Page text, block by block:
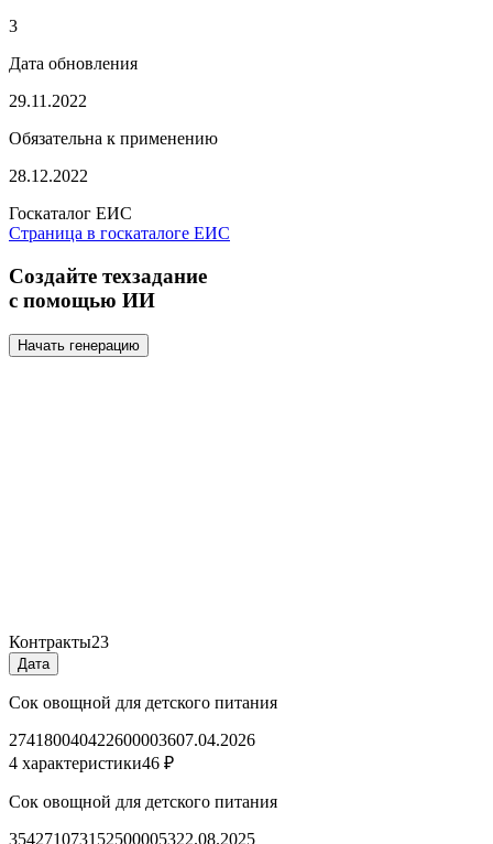
3
Дата обновления
29.11.2022
Обязательна к применению
28.12.2022
Госкаталог ЕИС
Страница в госкаталоге ЕИС
Создайте техзадание
с помощью ИИ
Начать генерацию
Контракты23
Дата
Сок овощной для детского питания
274180040422600003607.04.2026
4 характеристики46 ₽
Сок овощной для детского питания
354271073152500005322.08.2025